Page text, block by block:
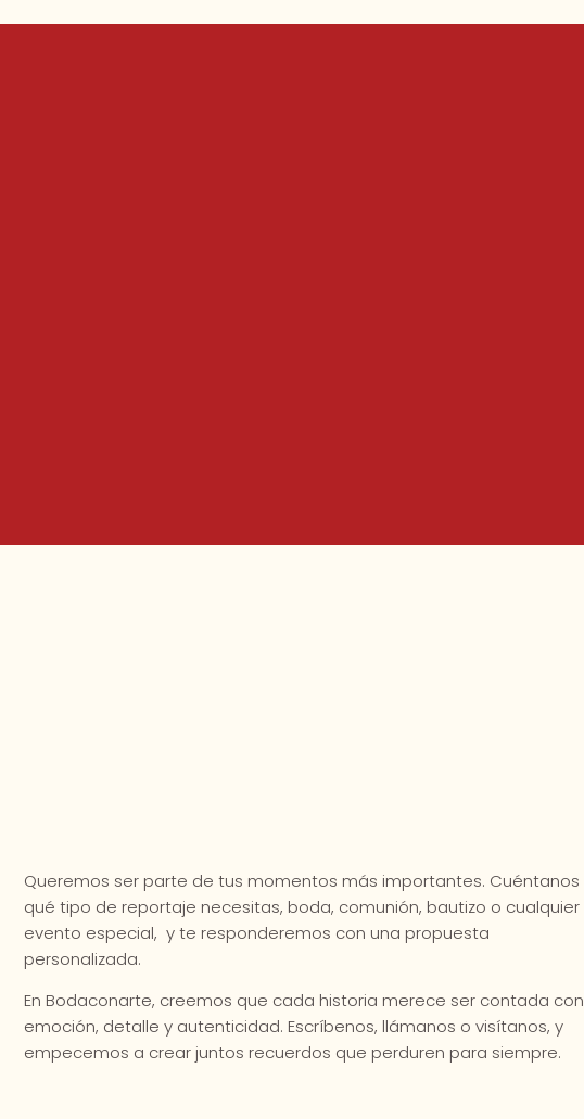
Queremos ser parte de tus momentos más importantes. Cuéntanos
qué tipo de reportaje necesitas, boda, comunión, bautizo o cualquier
evento especial, y te responderemos con una propuesta
personalizada.
En Bodaconarte, creemos que cada historia merece ser contada con
emoción, detalle y autenticidad. Escríbenos, llámanos o visítanos, y
empecemos a crear juntos recuerdos que perduren para siempre.